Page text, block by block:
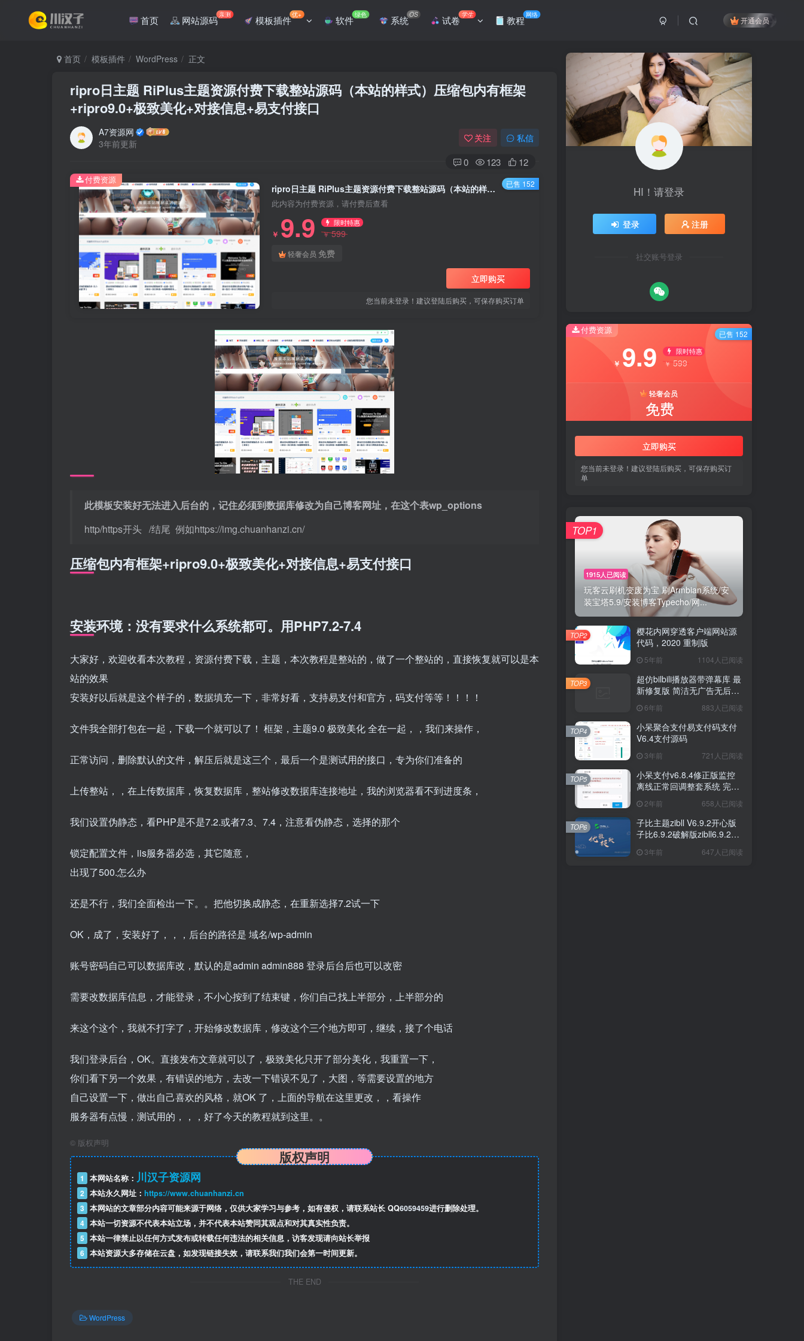
首页 网站源码亲测 模板插件优+ 软件绿色 系统OS 试卷 学生 教程网络
开通会员
首页 模板插件 WordPress 正文
ripro日主题 RiPlus主题资源付费下载整站源码（本站的样式）压缩包内有框架
+ripro9.0+极致美化+对接信息+易支付接口
A7资源网
3年前更新
关注 私信
0 123 12
ripro日主题 RiPlus主题资源付费下载整站源码（本站的样式）压缩包内有框架+ripro9.0+极致美化+对接信息+易支付接口
此内容为付费资源，请付费后查看
￥ 9.9 限时特惠
￥599
轻奢会员 免费
立即购买
您当前未登录！建议登陆后购买，可保存购买订单
付费资源 已售 152
此模板安装好无法进入后台的，记住必须到数据库修改为自己博客网址，在这个表wp_options
http/https开头 /结尾 例如https://img.chuanhanzi.cn/
压缩包内有框架+ripro9.0+极致美化+对接信息+易支付接口
安装环境：没有要求什么系统都可。用PHP7.2-7.4
大家好，欢迎收看本次教程，资源付费下载，主题，本次教程是整站的，做了一个整站的，直接恢复就可以是本
站的效果
安装好以后就是这个样子的，数据填充一下，非常好看，支持易支付和官方，码支付等等！！！！
文件我全部打包在一起，下载一个就可以了！ 框架，主题9.0 极致美化 全在一起，，我们来操作，
正常访问，删除默认的文件，解压后就是这三个，最后一个是测试用的接口，专为你们准备的
上传整站，，在上传数据库，恢复数据库，整站修改数据库连接地址，我的浏览器看不到进度条，
我们设置伪静态，看PHP是不是7.2.或者7.3、7.4，注意看伪静态，选择的那个
锁定配置文件，iis服务器必选，其它随意，
出现了500.怎么办
还是不行，我们全面检出一下。。把他切换成静态，在重新选择7.2试一下
OK，成了，安装好了，，，后台的路径是 域名/wp-admin
账号密码自己可以数据库改，默认的是admin admin888 登录后台后也可以改密
需要改数据库信息，才能登录，不小心按到了结束键，你们自己找上半部分，上半部分的
来这个这个，我就不打字了，开始修改数据库，修改这个三个地方即可，继续，接了个电话
我们登录后台，OK。直接发布文章就可以了，极致美化只开了部分美化，我重置一下，
你们看下另一个效果，有错误的地方，去改一下错误不见了，大图，等需要设置的地方
自己设置一下，做出自己喜欢的风格，就OK 了，上面的导航在这里更改，，看操作
服务器有点慢，测试用的，，，好了今天的教程就到这里。。
© 版权声明
版权声明
1 本网站名称： 川汉子资源网
2 本站永久网址： https://www.chuanhanzi.cn
3 本网站的文章部分内容可能来源于网络，仅供大家学习与参考，如有侵权，请联系站长 QQ6059459进行删除处理。
4 本站一切资源不代表本站立场，并不代表本站赞同其观点和对其真实性负责。
5 本站一律禁止以任何方式发布或转载任何违法的相关信息，访客发现请向站长举报
6 本站资源大多存储在云盘，如发现链接失效，请联系我们我们会第一时间更新。
THE END
WordPress
HI！请登录
登录 注册
社交账号登录
付费资源
￥ 9.9 限时特惠
￥ 599
轻奢会员
免费
立即购买
您当前未登录！建议登陆后购买，可保存购买订
单
已售 152
1915人已阅读
玩客云刷机变废为宝 刷Armbian系统/安
装宝塔5.9/安装博客Typecho/网...
TOP1
樱花内网穿透客户端网站源
代码，2020 重制版
5年前 1104人已阅读
TOP2
超仿bilbili播放器带弹幕库 最
新修复版 简洁无广告无后台
6年前 883人已阅读
TOP3
小呆聚合支付易支付码支付
V6.4支付源码
3年前 721人已阅读
TOP4
小呆支付v6.8.4修正版监控
离线正常回调整套系统 完美
运营版
2年前 658人已阅读
TOP5
子比主题zibll V6.9.2开心版
子比6.9.2破解版zibll6.9.2
3年前 647人已阅读
TOP6
HI！请登录
登录 注册
社交账号登录
付费资源
￥ 9.9 限时特惠
￥ 599
轻奢会员
免费
立即购买
您当前未登录！建议登陆后购买，可保存购买订
单
已售 152
1915人已阅读
玩客云刷机变废为宝 刷Armbian系统/安
装宝塔5.9/安装博客Typecho/网...
TOP1
樱花内网穿透客户端网站源
代码，2020 重制版
5年前 1104人已阅读
TOP2
超仿bilbili播放器带弹幕库 最
新修复版 简洁无广告无后台
6年前 883人已阅读
TOP3
小呆聚合支付易支付码支付
V6.4支付源码
3年前 721人已阅读
TOP4
小呆支付v6.8.4修正版监控
离线正常回调整套系统 完美
运营版
2年前 658人已阅读
TOP5
子比主题zibll V6.9.2开心版
子比6.9.2破解版zibll6.9.2
3年前 647人已阅读
TOP6